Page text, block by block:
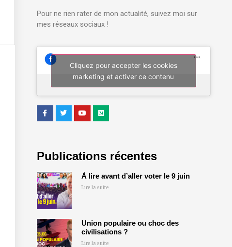
Pour ne rien rater de mon actualité, suivez moi sur
mes réseaux sociaux !
Cliquez pour accepter les cookies
marketing et activer ce contenu
Publications récentes
À lire avant d’aller voter le 9 juin
Lire la suite
Union populaire ou choc des
civilisations ?
Lire la suite